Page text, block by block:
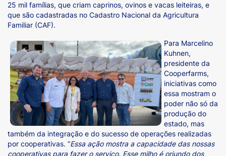
25 mil famílias, que criam caprinos, ovinos e vacas leiteiras, e
que são cadastradas no Cadastro Nacional da Agricultura
Familiar (CAF).
Para Marcelino
Kuhnen,
presidente da
Cooperfarms,
iniciativas como
essa mostram o
poder não só da
produção do
estado, mas
também da integração e do sucesso de operações realizadas
por cooperativas. “Essa ação mostra a capacidade das nossas
cooperativas para fazer o serviço. Esse milho é oriundo dos